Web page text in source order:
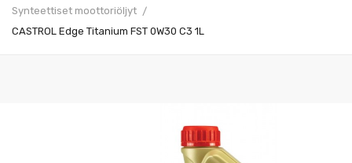
Synteettiset moottoriöljyt
CASTROL Edge Titanium FST 0W30 C3 1L